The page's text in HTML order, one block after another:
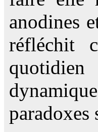
anodines
réfléchit
paradoxes